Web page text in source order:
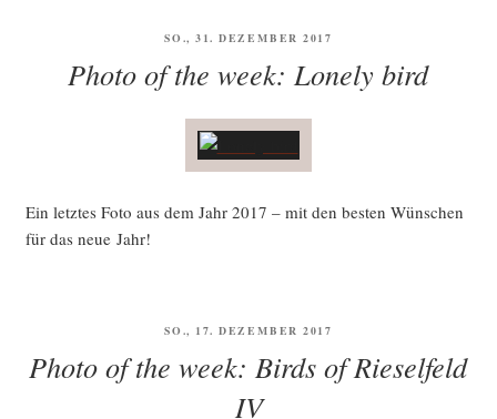
VERÖFFENTLICHT
SO., 31. DEZEMBER 2017
Photo of the week: Lonely bird
Ein letz­tes Foto aus dem Jahr 2017 – mit den bes­ten Wün­schen
für das neue Jahr!
VERÖFFENTLICHT
SO., 17. DEZEMBER 2017
Photo of the week: Birds of Rieselfeld
IV